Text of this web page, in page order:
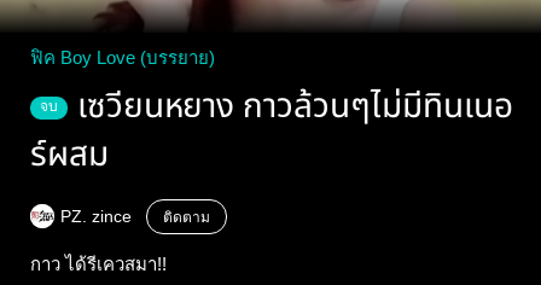
ฟิค Boy Love (บรรยาย)
จบ
เซวียนหยาง กาวล้วนๆไม่มีทินเนอ
ร์ผสม
PZ. zince ติดตาม
กาว ได้รีเควสมา!!